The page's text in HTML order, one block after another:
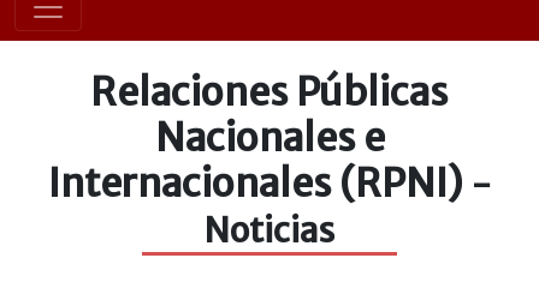
Relaciones Públicas
Nacionales e
Internacionales (RPNI) -
Noticias